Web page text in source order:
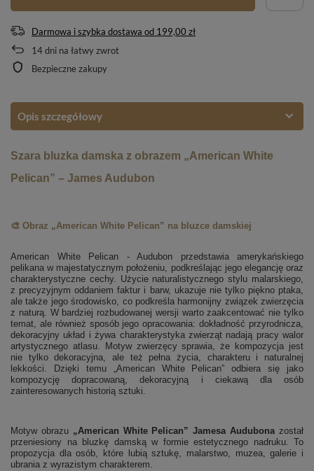
Darmowa i szybka dostawa od 199,00 zł
14dni na łatwy zwrot
Bezpieczne zakupy
Opis szczegółowy
Szara bluzka damska z obrazem „American White
Pelican” – James Audubon
🎨 Obraz „American White Pelican” na bluzce damskiej
American White Pelican - Audubon przedstawia amerykańskiego
pelikana w majestatycznym położeniu, podkreślając jego elegancję oraz
charakterystyczne cechy. Użycie naturalistycznego stylu malarskiego,
z precyzyjnym oddaniem faktur i barw, ukazuje nie tylko piękno ptaka,
ale także jego środowisko, co podkreśla harmonijny związek zwierzęcia
z naturą. W bardziej rozbudowanej wersji warto zaakcentować nie tylko
temat, ale również sposób jego opracowania: dokładność przyrodnicza,
dekoracyjny układ i żywa charakterystyka zwierząt nadają pracy walor
artystycznego atlasu. Motyw zwierzęcy sprawia, że kompozycja jest
nie tylko dekoracyjna, ale też pełna życia, charakteru i naturalnej
lekkości. Dzięki temu „American White Pelican” odbiera się jako
kompozycję dopracowaną, dekoracyjną i ciekawą dla osób
zainteresowanych historią sztuki.
Motyw obrazu „American White Pelican” Jamesa Audubonazostał
przeniesiony na bluzkę damską w formie estetycznego nadruku. To
propozycja dla osób, które lubią sztukę, malarstwo, muzea, galerie i
ubrania z wyrazistym charakterem.